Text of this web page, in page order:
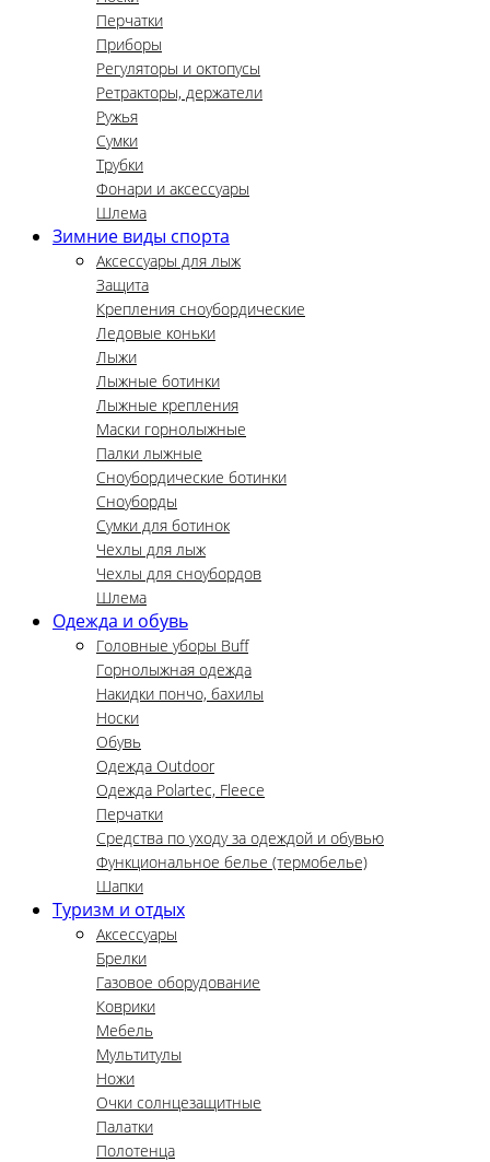
Перчатки
Приборы
Регуляторы и октопусы
Ретракторы, держатели
Ружья
Сумки
Трубки
Фонари и аксессуары
Шлема
Зимние виды спорта
Аксессуары для лыж
Защита
Крепления сноубордические
Ледовые коньки
Лыжи
Лыжные ботинки
Лыжные крепления
Маски горнолыжные
Палки лыжные
Сноубордические ботинки
Сноуборды
Сумки для ботинок
Чехлы для лыж
Чехлы для сноубордов
Шлема
Одежда и обувь
Головные уборы Buff
Горнолыжная одежда
Накидки пончо, бахилы
Носки
Обувь
Одежда Outdoor
Одежда Polartec, Fleece
Перчатки
Средства по уходу за одеждой и обувью
Функциональное белье (термобелье)
Шапки
Туризм и отдых
Аксессуары
Брелки
Газовое оборудование
Коврики
Мебель
Мультитулы
Ножи
Очки солнцезащитные
Палатки
Полотенца